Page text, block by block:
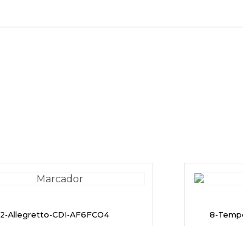
2-Allegretto-CDI-AF6FCO4 8-